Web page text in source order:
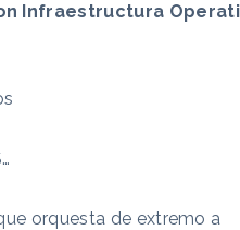
Infraestructura
orquesta de extremo a